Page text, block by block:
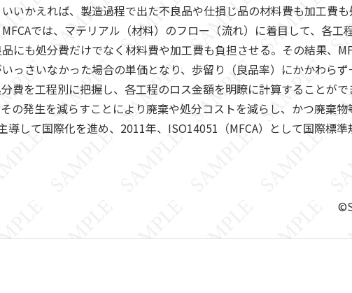
いかえれば、製造過程で出た不良品や仕損じ品の材料費も加工費
では、マテリアル（材料）のフロー（流れ）に着目して、各工
にも処分費だけでなく材料費や加工費も負担させる。その結果、
っさいなかった場合の単価となり、歩留り（良品率）にかかわら
費を工程別に把握し、各工程のロス金額を明瞭に計算することが
の発生を減らすことにより廃棄や処分コストを減らし、かつ廃棄
して国際化を進め、2011年、ISO14051（MFCA）として国際標準